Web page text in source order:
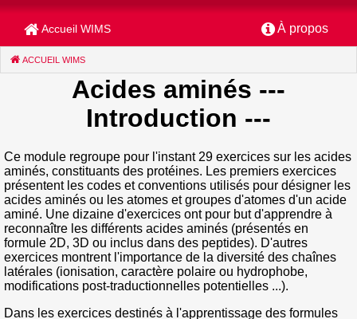
Accueil WIMS À propos
ACCUEIL WIMS
Acides aminés ---
Introduction ---
Ce module regroupe pour l'instant 29 exercices sur les acides
aminés, constituants des protéines. Les premiers exercices
présentent les codes et conventions utilisés pour désigner les
acides aminés ou les atomes et groupes d'atomes d'un acide
aminé. Une dizaine d'exercices ont pour but d'apprendre à
reconnaître les différents acides aminés (présentés en
formule 2D, 3D ou inclus dans des peptides). D'autres
exercices montrent l'importance de la diversité des chaînes
latérales (ionisation, caractère polaire ou hydrophobe,
modifications post-traductionnelles potentielles ...).
Dans les exercices destinés à l'apprentissage des formules